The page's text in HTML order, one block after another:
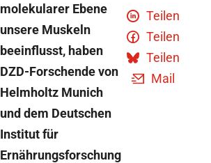
molekularer Ebene
unsere Muskeln
beeinflusst, haben
DZD-Forschende von
Helmholtz Munich
und dem Deutschen
Institut für
Ernährungsforschung
Teilen
Teilen
Teilen
Mail